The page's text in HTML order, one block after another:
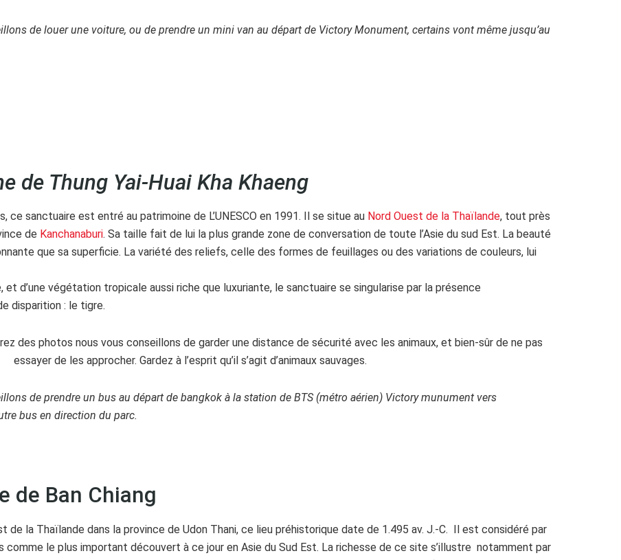
de louer une voiture, ou de prendre un mini van au départ de Victory Monument, certains vont même jusqu’au
de Thung Yai-Huai Kha Khaeng
ce sanctuaire est entré au patrimoine de L’UNESCO en 1991. Il se situe au Nord Ouest de la Thaïlande, tout près
de Kanchanaburi. Sa taille fait de lui la plus grande zone de conversation de toute l’Asie du sud Est. La beauté
que sa superficie. La variété des reliefs, celle des formes de feuillages ou des variations de couleurs, lui
et d’une végétation tropicale aussi riche que luxuriante, le sanctuaire se singularise par la présence
disparition : le tigre.
des photos nous vous conseillons de garder une distance de sécurité avec les animaux, et bien-sûr de ne pas
essayer de les approcher. Gardez à l’esprit qu’il s’agit d’animaux sauvages.
de prendre un bus au départ de bangkok à la station de BTS (métro aérien) Victory munument vers
bus en direction du parc.
de Ban Chiang
de la Thaïlande dans la province de Udon Thani, ce lieu préhistorique date de 1.495 av. J.-C. Il est considéré par
comme le plus important découvert à ce jour en Asie du Sud Est. La richesse de ce site s’illustre notamment par